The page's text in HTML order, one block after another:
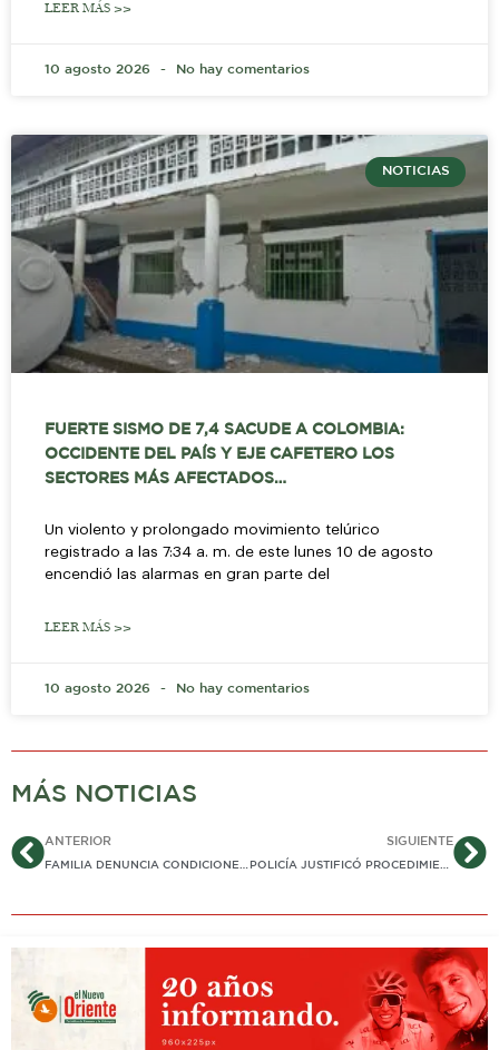
LEER MÁS >>
10 agosto 2026 No hay comentarios
NOTICIAS
FUERTE SISMO DE 7,4 SACUDE A COLOMBIA:
OCCIDENTE DEL PAÍS Y EJE CAFETERO LOS
SECTORES MÁS AFECTADOS…
Un violento y prolongado movimiento telúrico
registrado a las 7:34 a. m. de este lunes 10 de agosto
encendió las alarmas en gran parte del
LEER MÁS >>
10 agosto 2026 No hay comentarios
MÁS NOTICIAS
AntANTERIOR
FAMILIA DENUNCIA CONDICIONES INSALUBRES EN LA ATENCIÓN DE FUNERARIA EN YOPAL. ALCALDÍA INVESTIGA…
SIGUIENTE
POLICÍA JUSTIFICÓ PROCEDIMIENTO DONDE SE ALEGA PRESUNTO ABUSO EN UN CAI CONTRA UNA MUJER